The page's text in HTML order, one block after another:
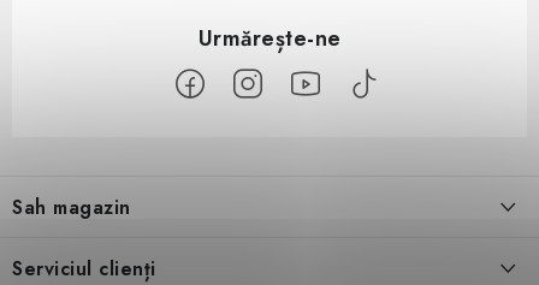
bSah magazin
Despre noi
Serviciul clienți